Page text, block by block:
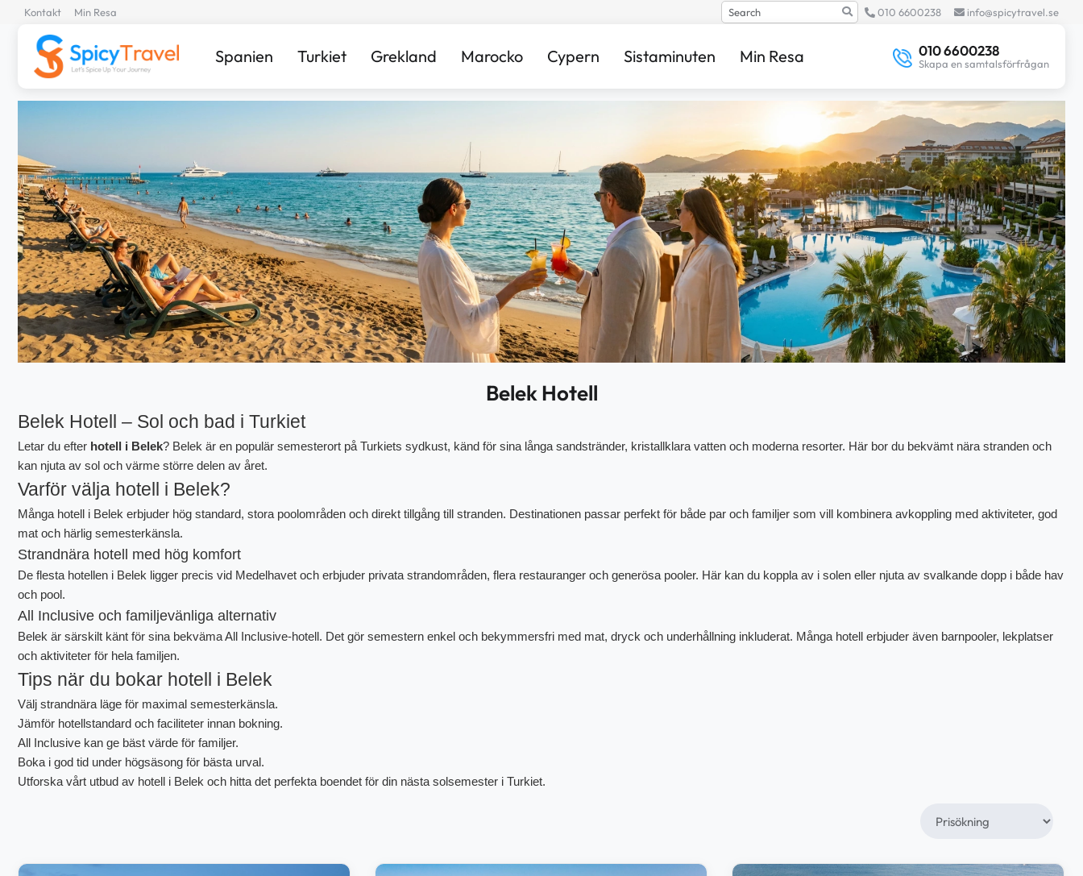
Kontakt Min Resa Search 010 6600238 info@spicytravel.se
Spanien Turkiet Grekland Marocko Cypern Sistaminuten Min Resa 010 6600238
Skapa en samtalsförfrågan
Belek Hotell
Belek Hotell – Sol och bad i Turkiet
Letar du efter hotell i Belek? Belek är en populär semesterort på Turkiets sydkust, känd för sina långa sandstränder, kristallklara vatten och moderna resorter. Här bor du bekvämt nära stranden och
kan njuta av sol och värme större delen av året.
Varför välja hotell i Belek?
Många hotell i Belek erbjuder hög standard, stora poolområden och direkt tillgång till stranden. Destinationen passar perfekt för både par och familjer som vill kombinera avkoppling med aktiviteter, god
mat och härlig semesterkänsla.
Strandnära hotell med hög komfort
De flesta hotellen i Belek ligger precis vid Medelhavet och erbjuder privata strandområden, flera restauranger och generösa pooler. Här kan du koppla av i solen eller njuta av svalkande dopp i både hav
och pool.
All Inclusive och familjevänliga alternativ
Belek är särskilt känt för sina bekväma All Inclusive-hotell. Det gör semestern enkel och bekymmersfri med mat, dryck och underhållning inkluderat. Många hotell erbjuder även barnpooler, lekplatser
och aktiviteter för hela familjen.
Tips när du bokar hotell i Belek
Välj strandnära läge för maximal semesterkänsla.
Jämför hotellstandard och faciliteter innan bokning.
All Inclusive kan ge bäst värde för familjer.
Boka i god tid under högsäsong för bästa urval.
Utforska vårt utbud av hotell i Belek och hitta det perfekta boendet för din nästa solsemester i Turkiet.